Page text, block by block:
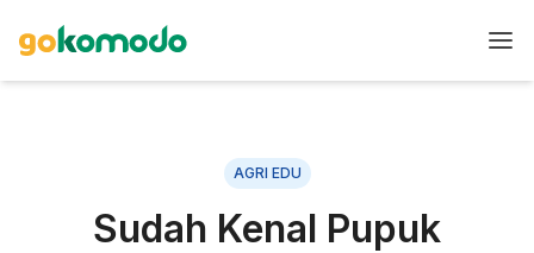
AGRI EDU
Sudah Kenal Pupuk